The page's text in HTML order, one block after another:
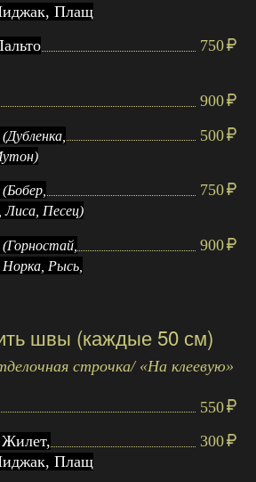
Плащ
750
900
(Дубленка,
500
(Бобер,
Лиса, Песец)
750
(Горностай,
Рысь,
900
швы (каждые 50 см)
строчка/ «На клеевую»
550
Плащ
300